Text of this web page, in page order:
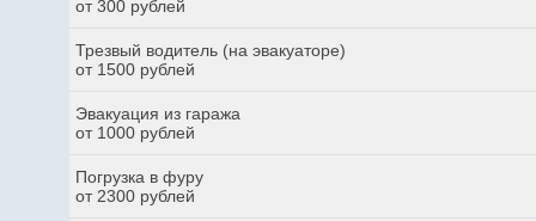
от 300 рублей
Трезвый водитель (на эвакуаторе)
от 1500 рублей
Эвакуация из гаража
от 1000 рублей
Погрузка в фуру
от 2300 рублей